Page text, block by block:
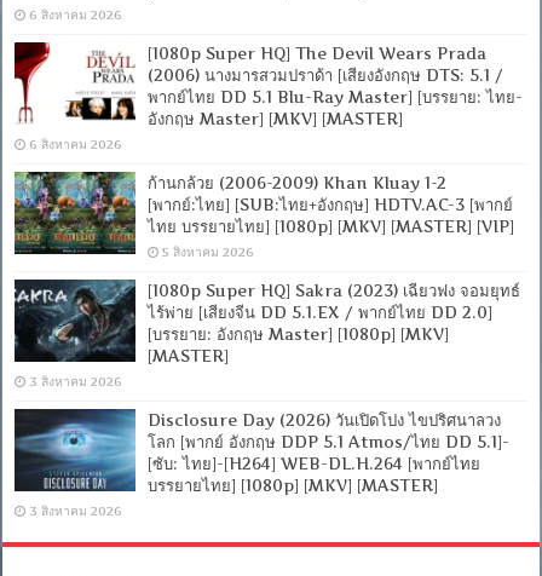
6 สิงหาคม 2026
[1080p Super HQ] The Devil Wears Prada
(2006) นางมารสวมปราด้า [เสียงอังกฤษ DTS: 5.1 /
พากย์ไทย DD 5.1 Blu-Ray Master] [บรรยาย: ไทย-
อังกฤษ Master] [MKV] [MASTER]
6 สิงหาคม 2026
ก้านกล้วย (2006-2009) Khan Kluay 1-2
[พากย์:ไทย] [SUB:ไทย+อังกฤษ] HDTV.AC-3 [พากย์
ไทย บรรยายไทย] [1080p] [MKV] [MASTER] [VIP]
5 สิงหาคม 2026
[1080p Super HQ] Sakra (2023) เฉียวฟง จอมยุทธ์
ไร้พ่าย [เสียงจีน DD 5.1.EX / พากย์ไทย DD 2.0]
[บรรยาย: อังกฤษ Master] [1080p] [MKV]
[MASTER]
3 สิงหาคม 2026
Disclosure Day (2026) วันเปิดโปง ไขปริศนาลวง
โลก [พากย์ อังกฤษ DDP 5.1 Atmos/ไทย DD 5.1]-
[ซับ: ไทย]-[H264] WEB-DL.H.264 [พากย์ไทย
บรรยายไทย] [1080p] [MKV] [MASTER]
3 สิงหาคม 2026